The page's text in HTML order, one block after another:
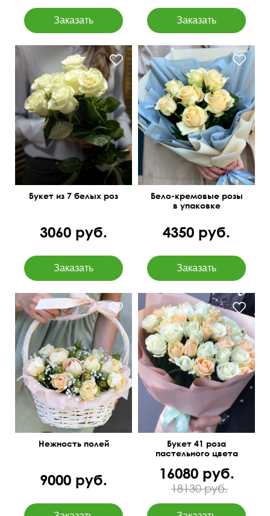
Букет из 7 белых роз
3060 руб.
В пышном оформлении
Бело-кремовые розы
в упаковке
4350 руб.
Розы, гипсофила, зелень,
оазис, корзина плетёная,
бант
Нежность полей
9000 руб.
50 см 50 см
Букет 41 роза
пастельного цвета
16080 руб.
18130 руб.